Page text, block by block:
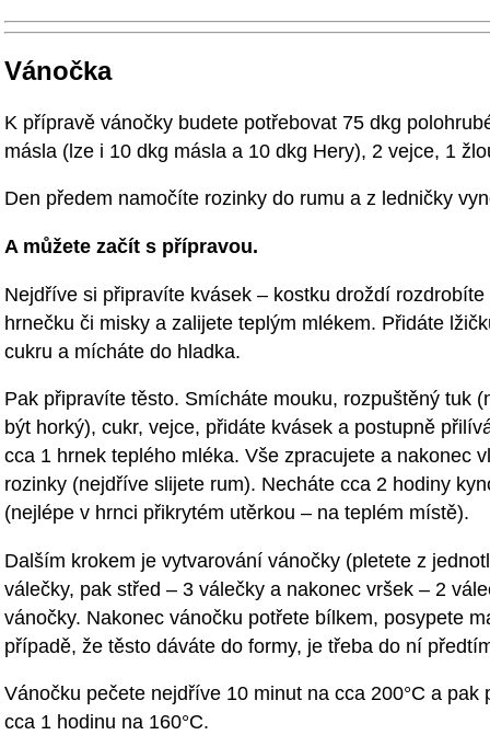
Vánočka
K přípravě vánočky budete potřebovat 75 dkg
másla (lze i 10 dkg másla a 10 dkg Hery), 2 vejce, 1
Den předem namočíte rozinky do rumu a z ledničky
A můžete začít s přípravou.
Nejdříve si připravíte kvásek – kostku droždí rozdrobíte
hrnečku či misky a zalijete teplým mlékem. Přidáte
cukru a mícháte do hladka.
Pak připravíte těsto. Smícháte mouku, rozpuštěný tuk
být horký), cukr, vejce, přidáte kvásek a postupně
cca 1 hrnek teplého mléka. Vše zpracujete a nakonec
rozinky (nejdříve slijete rum). Necháte cca 2 hodiny
(nejlépe v hrnci přikrytém utěrkou – na teplém místě).
Dalším krokem je vytvarování vánočky (pletete z
válečky, pak střed – 3 válečky a nakonec vršek – 2
vánočky. Nakonec vánočku potřete bílkem, posypete
případě, že těsto dáváte do formy, je třeba do ní
Vánočku pečete nejdříve 10 minut na cca 200°C a
cca 1 hodinu na 160°C.